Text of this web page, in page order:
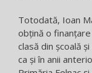
Totodată, Ioan
obțină o
clasă din școală
ca și în anii